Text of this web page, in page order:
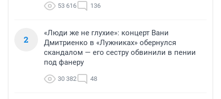
53 616 136
2
«Люди же не глухие»: концерт Вани
Дмитриенко в «Лужниках» обернулся
скандалом — его сестру обвинили в пении
под фанеру
30 382 48